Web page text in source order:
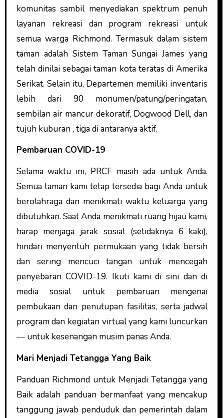
komunitas sambil menyediakan spektrum penuh
layanan rekreasi dan program rekreasi untuk
semua warga Richmond. Termasuk dalam sistem
taman adalah Sistem Taman Sungai James yang
telah dinilai sebagai taman kota teratas di Amerika
Serikat. Selain itu, Departemen memiliki inventaris
lebih dari 90 monumen/patung/peringatan,
sembilan air mancur dekoratif, Dogwood Dell, dan
tujuh kuburan , tiga di antaranya aktif.
Pembaruan COVID-19
Selama waktu ini, PRCF masih ada untuk Anda.
Semua taman kami tetap tersedia bagi Anda untuk
berolahraga dan menikmati waktu keluarga yang
dibutuhkan. Saat Anda menikmati ruang hijau kami,
harap menjaga jarak sosial (setidaknya 6 kaki),
hindari menyentuh permukaan yang tidak bersih
dan sering mencuci tangan untuk mencegah
penyebaran COVID-19. Ikuti kami di sini dan di
media sosial untuk pembaruan mengenai
pembukaan dan penutupan fasilitas, serta jadwal
program dan kegiatan virtual yang kami luncurkan
— untuk kesenangan musim panas Anda.
Mari Menjadi Tetangga Yang Baik
Panduan Richmond untuk Menjadi Tetangga yang
Baik adalah panduan bermanfaat yang mencakup
tanggung jawab penduduk dan pemerintah dalam